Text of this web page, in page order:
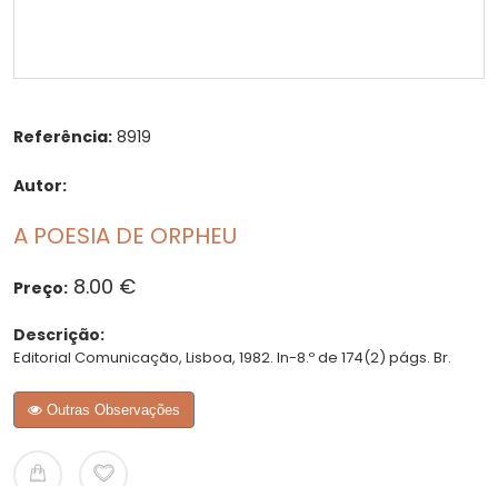
Referência: 8919
Autor:
A POESIA DE ORPHEU
Preço: 8.00 €
Descrição:
Editorial Comunicação, Lisboa, 1982. In-8.º de 174(2) págs. Br.
Outras Observações